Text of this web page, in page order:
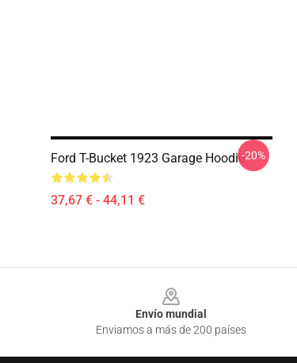
Ford T-Bucket 1923 Garage Hoodie
37,67 € - 44,11 €
-20%
Envío mundial
Enviamos a más de 200 países